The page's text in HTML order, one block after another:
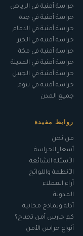
حراسة أمنية في الرياض
حراسة أمنية في جدة
حراسة أمنية في الدمام
حراسة أمنية في الخبر
حراسة أمنية في مكة
حراسة أمنية في المدينة
حراسة أمنية في الجبيل
حراسة أمنية في نيوم
جميع المدن
روابط مفيدة
من نحن
أسعار الحراسة
الأسئلة الشائعة
الأنظمة واللوائح
آراء العملاء
المدونة
أدلة ونماذج مجانية
كم حارس أمن تحتاج؟
أنواع حراس الأمن